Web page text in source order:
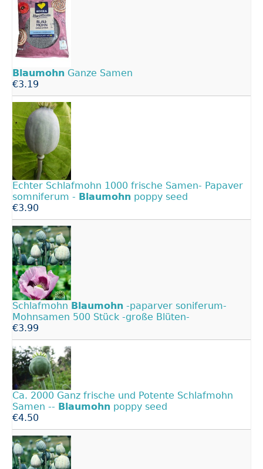
Blaumohn Ganze Samen
€3.19
Echter Schlafmohn 1000 frische Samen- Papaver
somniferum - Blaumohn poppy seed
€3.90
Schlafmohn Blaumohn -paparver soniferum-
Mohnsamen 500 Stück -große Blüten-
€3.99
Ca. 2000 Ganz frische und Potente Schlafmohn
Samen -- Blaumohn poppy seed
€4.50